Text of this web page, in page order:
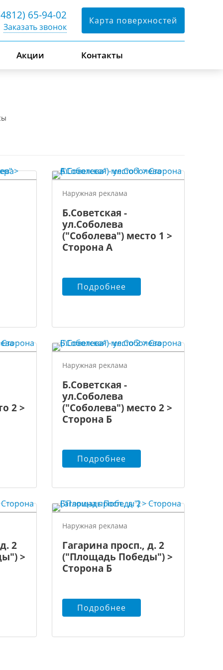
65-94-02
Заказать звонок
Карта поверхностей
Акции Контакты
Наружная реклама
Б.Советская -
ул.Соболева
("Соболева") место 1 >
Сторона А
Подробнее
2 >
Наружная реклама
Б.Советская -
ул.Соболева
("Соболева") место 2 >
Сторона Б
Подробнее
2
>
Наружная реклама
Гагарина просп., д. 2
("Площадь Победы") >
Сторона Б
Подробнее